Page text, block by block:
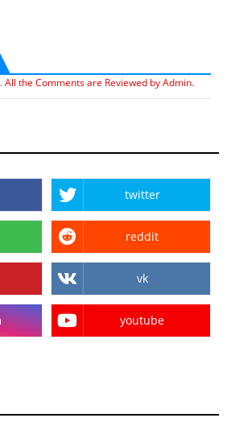
the Comments are Reviewed by Admin.
twitter
reddit
vk
youtube